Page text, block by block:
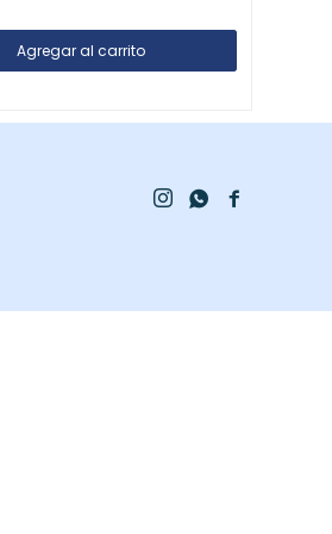

 